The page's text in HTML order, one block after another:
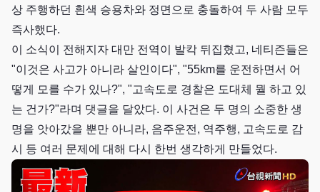
상 주행하던 흰색 승용차와 정면으로 충돌하여 두 사람 모두
즉사했다.
이 소식이 전해지자 대만 전역이 발칵 뒤집혔고, 네티즌들은
"이것은 사고가 아니라 살인이다", "55km를 운전하면서 어
떻게 모를 수가 있나?", "고속도로 경찰은 도대체 뭘 하고 있
는 건가?"라며 댓글을 달았다. 이 사건은 두 명의 소중한 생
명을 앗아갔을 뿐만 아니라, 음주운전, 역주행, 고속도로 감
시 등 여러 문제에 대해 다시 한번 생각하게 만들었다.